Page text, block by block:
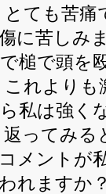
とても苦痛
に苦しみ
槌で頭を
これより
私は強く
返ってみ
メントが
れますか